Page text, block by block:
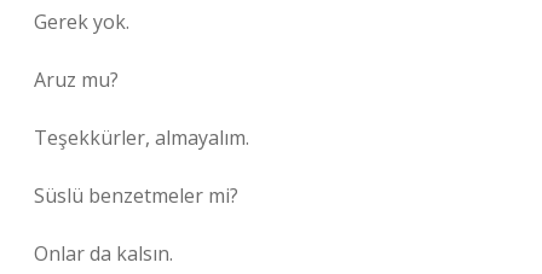
Gerek yok.
Aruz mu?
Teşekkürler, almayalım.
Süslü benzetmeler mi?
Onlar da kalsın.